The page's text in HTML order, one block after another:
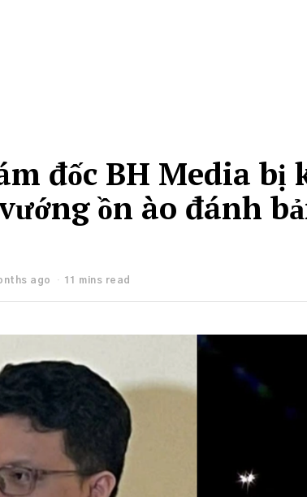
đốc BH Media bị
ồn ào đánh
ago 11 mins read